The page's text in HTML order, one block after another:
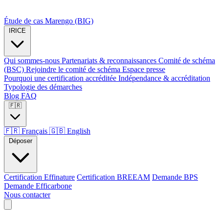
Étude de cas Marengo (BIG)
IRICE
Qui sommes-nous Partenariats & reconnaissances Comité de schéma
(BSC) Rejoindre le comité de schéma Espace presse
Pourquoi une certification accréditée Indépendance & accréditation
Typologie des démarches
Blog FAQ
🇫🇷
🇫🇷 Français 🇬🇧 English
Déposer
Certification Effinature Certification BREEAM Demande BPS
Demande Efficarbone
Nous contacter